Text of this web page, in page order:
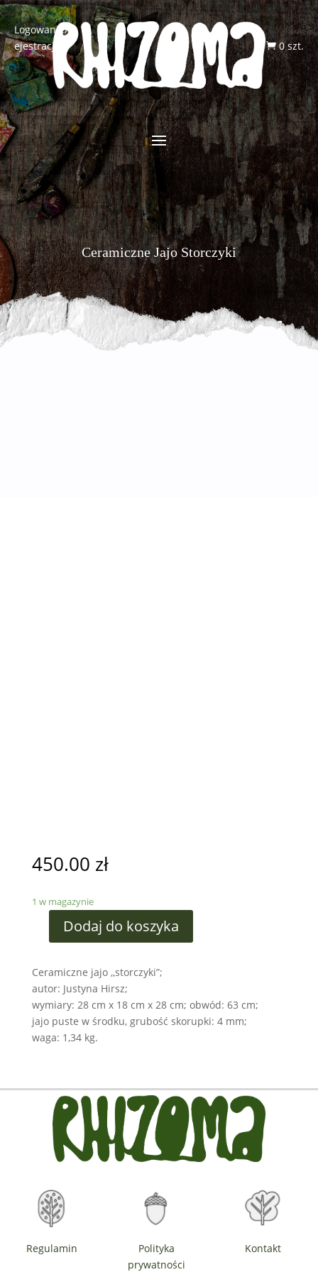
Logowanie/R
ejestracja
 0 szt.
Ceramiczne Jajo Storczyki
450.00 zł
1 w magazynie
Dodaj do koszyka
Ceramiczne jajo ,,storczyki”;
autor: Justyna Hirsz;
wymiary: 28 cm x 18 cm x 28 cm; obwód: 63 cm;
jajo puste w środku, grubość skorupki: 4 mm;
waga: 1,34 kg.
Regulamin
Polityka
prywatności
Kontakt